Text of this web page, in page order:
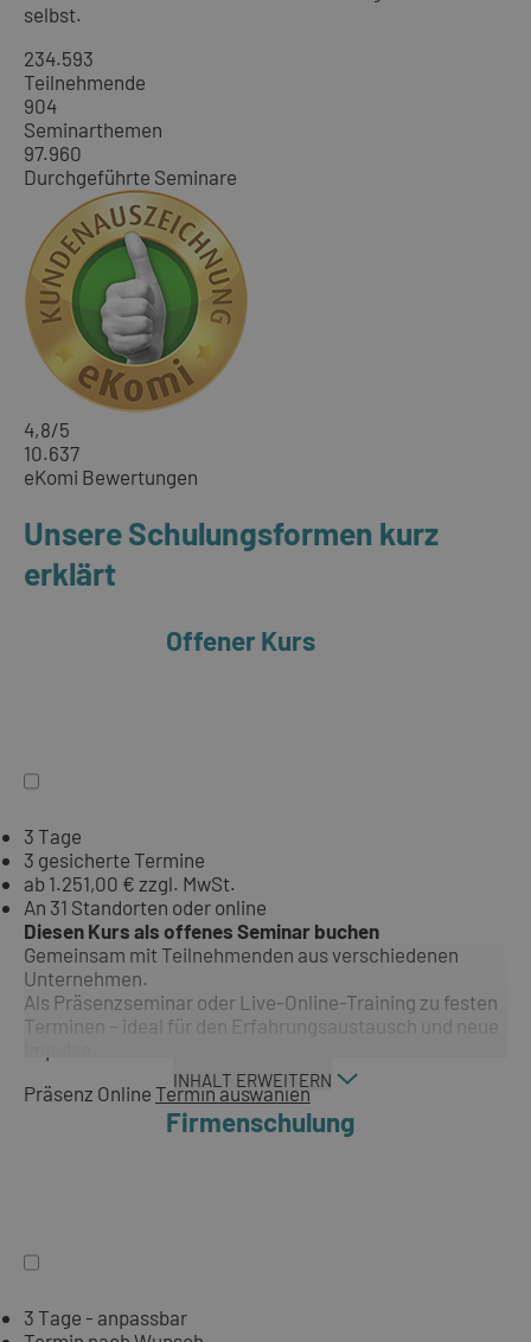
selbst.
234.593
Teilnehmende
904
Seminarthemen
97.960
Durchgeführte Seminare
4,8/5
10.637
eKomi Bewertungen
Unsere Schulungsformen kurz
erklärt
Offener Kurs
3 Tage
3 gesicherte Termine
ab 1.251,00 € zzgl. MwSt.
An 31 Standorten oder online
Diesen Kurs als offenes Seminar buchen
Gemeinsam mit Teilnehmenden aus verschiedenen
Unternehmen.
Als Präsenzseminar oder Live-Online-Training zu festen
Terminen – ideal für den Erfahrungsaustausch und neue
INHALT ERWEITERN
Präsenz Online Termin auswählen
Firmenschulung
3 Tage - anpassbar